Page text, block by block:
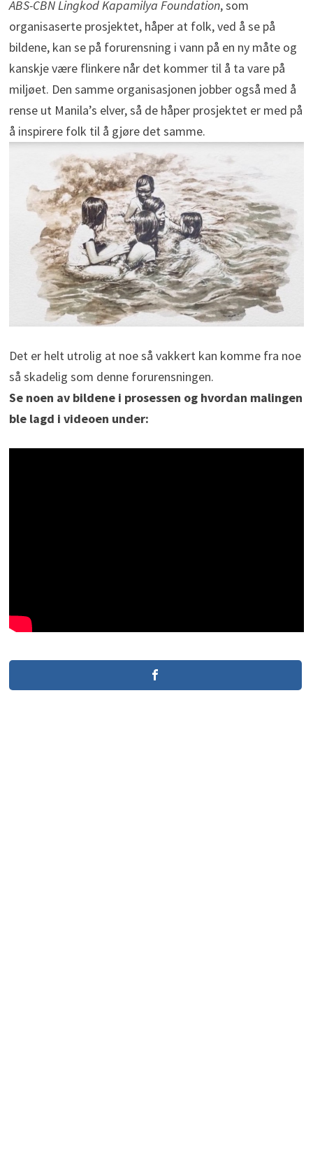
ABS-CBN Lingkod Kapamilya Foundation, som
organisaserte prosjektet, håper at folk, ved å se på
bildene, kan se på forurensning i vann på en ny måte og
kanskje være flinkere når det kommer til å ta vare på
miljøet. Den samme organisasjonen jobber også med å
rense ut Manila’s elver, så de håper prosjektet er med på
å inspirere folk til å gjøre det samme.
Det er helt utrolig at noe så vakkert kan komme fra noe
så skadelig som denne forurensningen.
Se noen av bildene i prosessen og hvordan malingen
ble lagd i videoen under: